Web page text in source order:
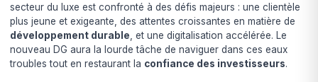
secteur du luxe est confronté à des défis majeurs : une clientèle
plus jeune et exigeante, des attentes croissantes en matière de
développement durable , et une digitalisation accélérée. Le
nouveau DG aura la lourde tâche de naviguer dans ces eaux
troubles tout en restaurant la confiance des investisseurs.